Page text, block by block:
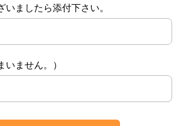
いましたら添付下さい。
いません。）